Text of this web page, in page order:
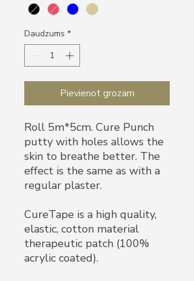
Daudzums *
Pievienot grozam
Roll 5m*5cm. Cure Punch
putty with holes allows the
skin to breathe better. The
effect is the same as with a
regular plaster.
CureTape is a high quality,
elastic, cotton material
therapeutic patch (100%
acrylic coated).